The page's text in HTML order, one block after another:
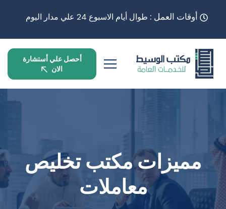
أوقات العمل : طوال أيام الاسبوع 24 علي مدار اليوم
أحصل علي أستشارة
الان
مميزات مكتب تخليص
معاملات